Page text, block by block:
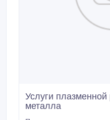
Услуги плазменной
металла